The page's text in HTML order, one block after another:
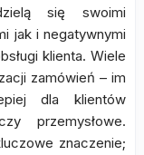
się swoimi
jak i negatywnymi
klienta. Wiele
zamówień – im
dla klientów
przemysłowe.
znaczenie;